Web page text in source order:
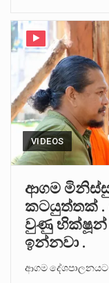
VIDEOS
ආගම
කටයුත්තක් .
වුණු භික්ෂූන්
ඉන්නවා .
ආගම